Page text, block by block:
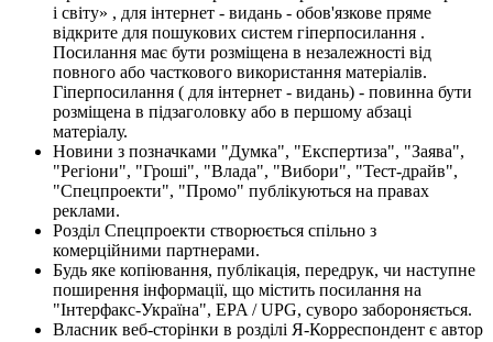
і світу» , для інтернет - видань - обов'язкове пряме
відкрите для пошукових систем гіперпосилання .
Посилання має бути розміщена в незалежності від
повного або часткового використання матеріалів.
Гіперпосилання ( для інтернет - видань) - повинна бути
розміщена в підзаголовку або в першому абзаці
матеріалу.
Новини з позначками "Думка", "Експертиза", "Заява",
"Регіони", "Гроші", "Влада", "Вибори", "Тест-драйв",
"Спецпроекти", "Промо" публікуються на правах
реклами.
Розділ Спецпроекти створюється спільно з
комерційними партнерами.
Будь яке копіювання, публікація, передрук, чи наступне
поширення інформації, що містить посилання на
"Інтерфакс-Україна", EPA / UPG, суворо забороняється.
Власник веб-сторінки в розділі Я-Корреспондент є автор